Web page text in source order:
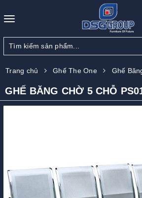
Toggle
Trang chủ Ghế The One Ghế
GHẾ BĂNG CHỜ 5 CHỖ